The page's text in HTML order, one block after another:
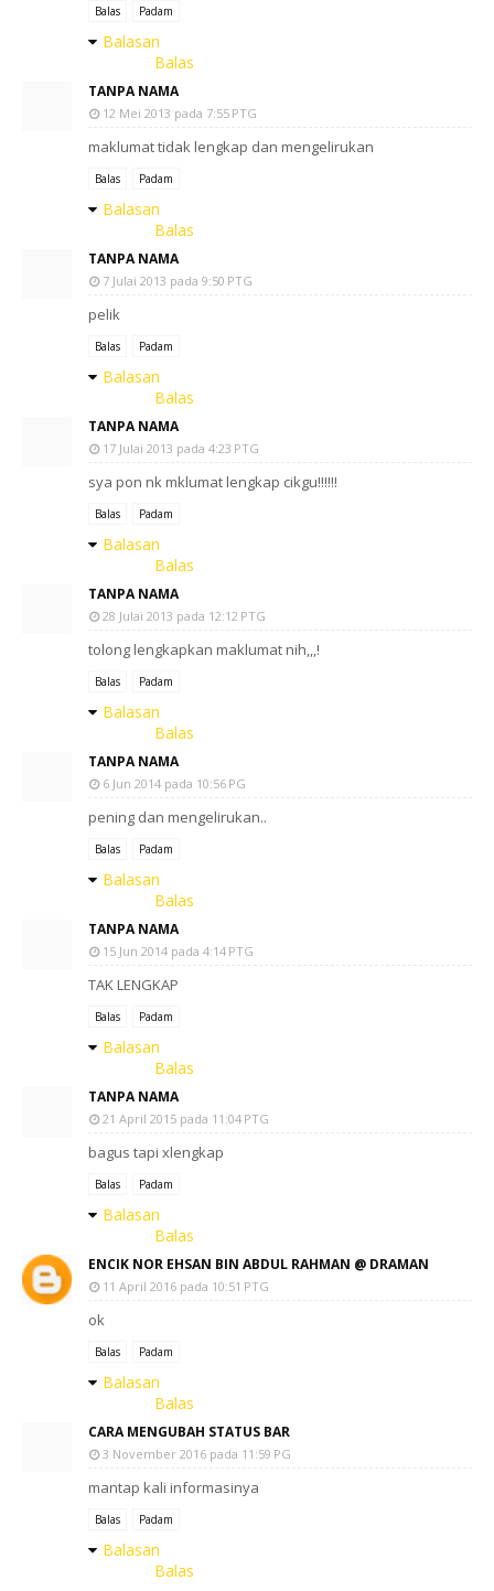
Balas Padam
Balasan
Balas
TANPA NAMA
12 Mei 2013 pada 7:55 PTG
maklumat tidak lengkap dan mengelirukan
Balas Padam
Balasan
Balas
TANPA NAMA
7 Julai 2013 pada 9:50 PTG
pelik
Balas Padam
Balasan
Balas
TANPA NAMA
17 Julai 2013 pada 4:23 PTG
sya pon nk mklumat lengkap cikgu!!!!!!
Balas Padam
Balasan
Balas
TANPA NAMA
28 Julai 2013 pada 12:12 PTG
tolong lengkapkan maklumat nih,,,!
Balas Padam
Balasan
Balas
TANPA NAMA
6 Jun 2014 pada 10:56 PG
pening dan mengelirukan..
Balas Padam
Balasan
Balas
TANPA NAMA
15 Jun 2014 pada 4:14 PTG
TAK LENGKAP
Balas Padam
Balasan
Balas
TANPA NAMA
21 April 2015 pada 11:04 PTG
bagus tapi xlengkap
Balas Padam
Balasan
Balas
ENCIK NOR EHSAN BIN ABDUL RAHMAN @ DRAMAN
11 April 2016 pada 10:51 PTG
ok
Balas Padam
Balasan
Balas
CARA MENGUBAH STATUS BAR
3 November 2016 pada 11:59 PG
mantap kali informasinya
Balas Padam
Balasan
Balas